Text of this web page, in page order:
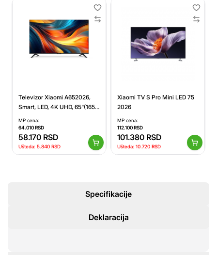
Televizor Xiaomi A652026,
Smart, LED, 4K UHD, 65"(165
cm), DVB-T2+C/DVB-S2
MP cena:
64.010RSD
58.170 RSD
Ušteda: 5.840 RSD
Xiaomi TV S Pro Mini LED 75
2026
MP cena:
112.100RSD
101.380 RSD
Ušteda: 10.720 RSD
Specifikacije
Deklaracija